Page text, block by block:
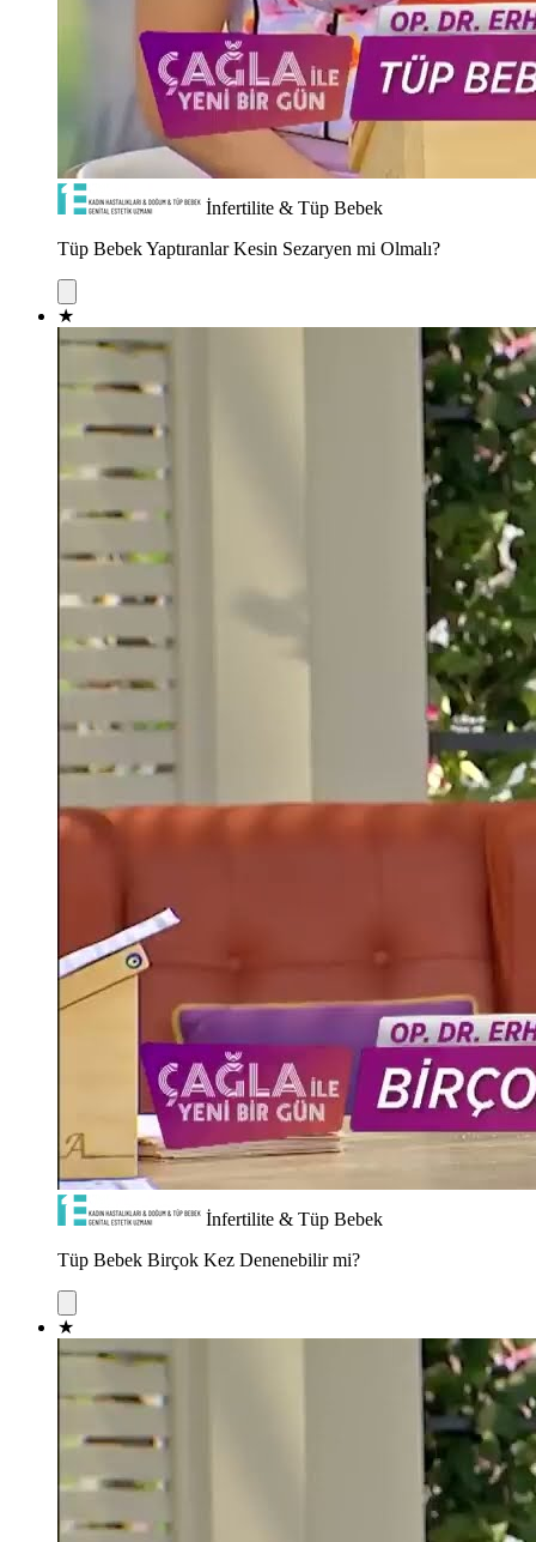
İnfertilite & Tüp Bebek
Tüp Bebek Yaptıranlar Kesin Sezaryen mi Olmalı?
★
İnfertilite & Tüp Bebek
Tüp Bebek Birçok Kez Denenebilir mi?
★